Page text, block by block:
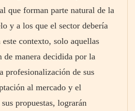
que forman parte natural de la
y a los que el sector debería
contexto, solo aquellas
de manera decidida por la
profesionalización de sus
al mercado y el
propuestas, lograrán